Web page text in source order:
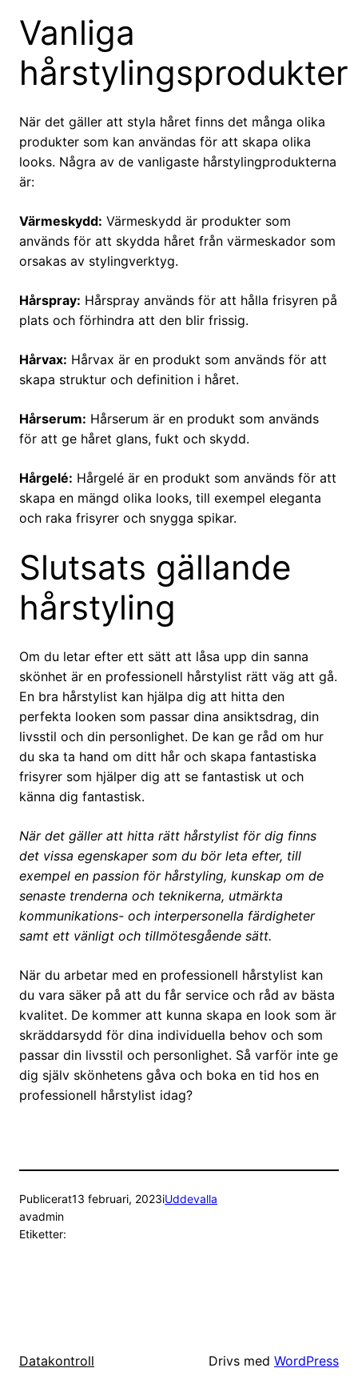
Vanliga
hårstylingsprodukter
När det gäller att styla håret finns det många olika
produkter som kan användas för att skapa olika
looks. Några av de vanligaste hårstylingprodukterna
är:
Värmeskydd: Värmeskydd är produkter som
används för att skydda håret från värmeskador som
orsakas av stylingverktyg.
Hårspray: Hårspray används för att hålla frisyren på
plats och förhindra att den blir frissig.
Hårvax: Hårvax är en produkt som används för att
skapa struktur och definition i håret.
Hårserum: Hårserum är en produkt som används
för att ge håret glans, fukt och skydd.
Hårgelé: Hårgelé är en produkt som används för att
skapa en mängd olika looks, till exempel eleganta
och raka frisyrer och snygga spikar.
Slutsats gällande
hårstyling
Om du letar efter ett sätt att låsa upp din sanna
skönhet är en professionell hårstylist rätt väg att gå.
En bra hårstylist kan hjälpa dig att hitta den
perfekta looken som passar dina ansiktsdrag, din
livsstil och din personlighet. De kan ge råd om hur
du ska ta hand om ditt hår och skapa fantastiska
frisyrer som hjälper dig att se fantastisk ut och
känna dig fantastisk.
När det gäller att hitta rätt hårstylist för dig finns
det vissa egenskaper som du bör leta efter, till
exempel en passion för hårstyling, kunskap om de
senaste trenderna och teknikerna, utmärkta
kommunikations- och interpersonella färdigheter
samt ett vänligt och tillmötesgående sätt.
När du arbetar med en professionell hårstylist kan
du vara säker på att du får service och råd av bästa
kvalitet. De kommer att kunna skapa en look som är
skräddarsydd för dina individuella behov och som
passar din livsstil och personlighet. Så varför inte ge
dig själv skönhetens gåva och boka en tid hos en
professionell hårstylist idag?
Publicerat13 februari, 2023iUddevalla
avadmin
Etiketter:
Datakontroll Drivs med WordPress